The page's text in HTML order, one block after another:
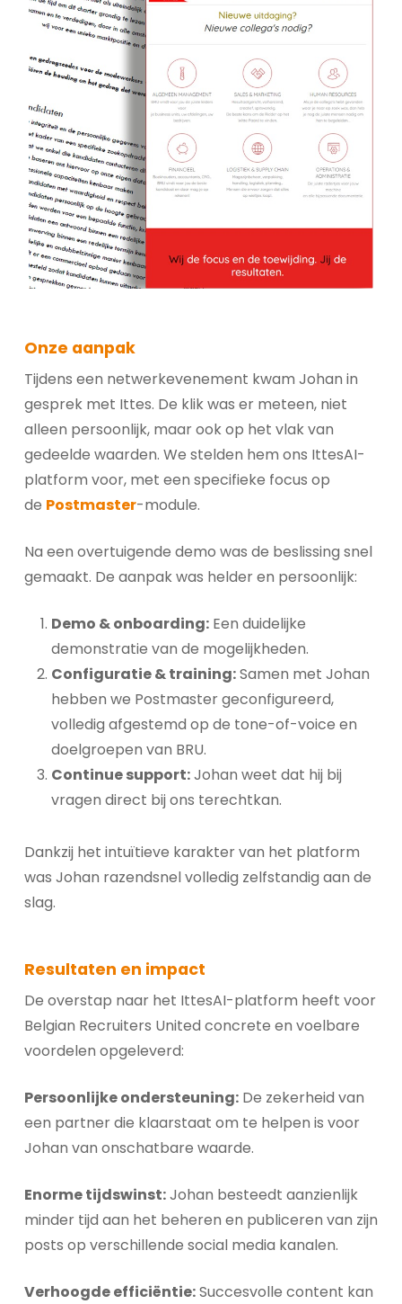
Onze aanpak
Tijdens een netwerkevenement kwam Johan in
gesprek met Ittes. De klik was er meteen, niet
alleen persoonlijk, maar ook op het vlak van
gedeelde waarden. We stelden hem ons IttesAI-
platform voor, met een specifieke focus op
de Postmaster-module.
Na een overtuigende demo was de beslissing snel
gemaakt. De aanpak was helder en persoonlijk:
Demo & onboarding:Een duidelijke
demonstratie van de mogelijkheden.
Configuratie & training:Samen met Johan
hebben we Postmaster geconfigureerd,
volledig afgestemd op de tone-of-voice en
doelgroepen van BRU.
Continue support:Johan weet dat hij bij
vragen direct bij ons terechtkan.
Dankzij het intuïtieve karakter van het platform
was Johan razendsnel volledig zelfstandig aan de
slag.
Resultaten en impact
De overstap naar het IttesAI-platform heeft voor
Belgian Recruiters United concrete en voelbare
voordelen opgeleverd:
Persoonlijke ondersteuning:De zekerheid van
een partner die klaarstaat om te helpen is voor
Johan van onschatbare waarde.
Enorme tijdswinst:Johan besteedt aanzienlijk
minder tijd aan het beheren en publiceren van zijn
posts op verschillende social media kanalen.
Verhoogde efficiëntie:Succesvolle content kan